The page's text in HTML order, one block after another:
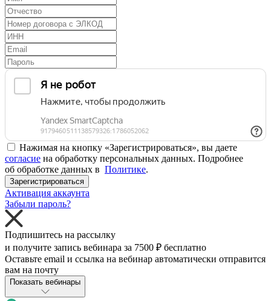
Нажимая на кнопку «Зарегистрироваться», вы даете
согласие на обработку персональных данных. Подробнее
об обработке данных в Политике.
Зарегистрироваться
Активация аккаунта
Забыли пароль?
Подпишитесь на рассылку
и получите запись вебинара за 7500 ₽ бесплатно
Оставьте email и ссылка на вебинар автоматически отправится
вам на почту
Показать вебинары